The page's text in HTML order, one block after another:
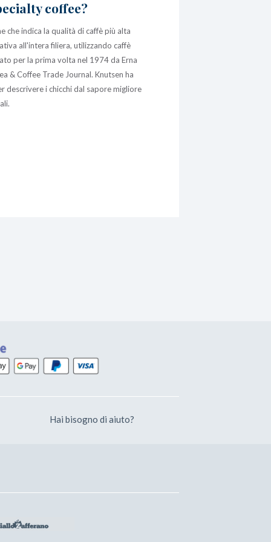
coffee?
che indica la qualità di caffè più alta
all'intera filiera, utilizzando caffè
per la prima volta nel 1974 da Erna
& Coffee Trade Journal. Knutsen ha
descrivere i chicchi dal sapore migliore
Hai bisogno di aiuto?